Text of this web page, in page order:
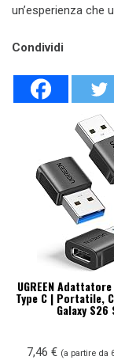
un’esperienza che
Condividi
UGREEN
Type C | Portatile,
Galaxy
7,46 € (a partire da